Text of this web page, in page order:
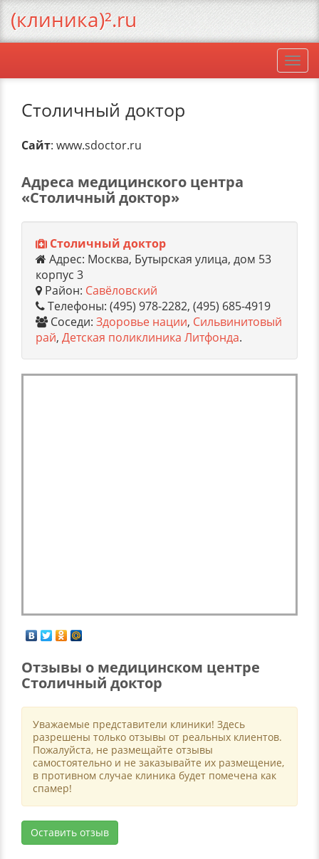
Столичный доктор
Сайт: www.sdoctor.ru
Адреса медицинского центра
«Столичный доктор»
Столичный доктор
Адрес: Москва, Бутырская улица, дом 53
корпус 3
Район: Савёловский
Телефоны: (495) 978-2282, (495) 685-4919
Соседи: Здоровье нации, Сильвинитовый
рай, Детская поликлиника Литфонда.
Отзывы о медицинском центре
Столичный доктор
Уважаемые представители клиники! Здесь
разрешены только отзывы от реальных клиентов.
Пожалуйста, не размещайте отзывы
самостоятельно и не заказывайте их размещение,
в противном случае клиника будет помечена как
спамер!
Оставить отзыв
(клиника)².ru